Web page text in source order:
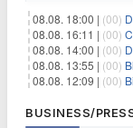
08.08. 18:00 | (00)
08.08. 16:11 | (00)
08.08. 14:00 | (00)
08.08. 13:55 | (00)
08.08. 12:09 | (00)
BUSINESS/